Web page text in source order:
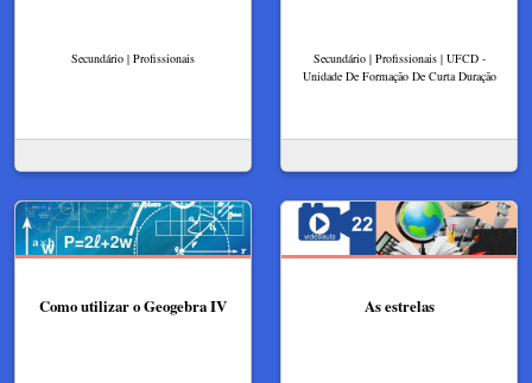
Secundário | Profissionais
Secundário | Profissionais | UFCD -
Unidade De Formação De Curta Duração
Como utilizar o Geogebra IV As estrelas